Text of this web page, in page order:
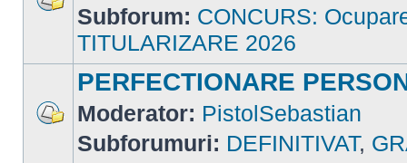
Nu
sunt
mesaje
Subforum: CONCURS:
TITULARIZARE 2026
sunt
mesaje
PERFECTIONARE
Moderator: PistolSebastian
Subforumuri: DEFINITIVAT,